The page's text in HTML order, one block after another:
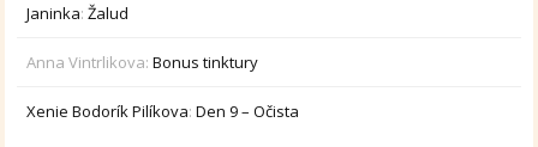
Janinka:Žalud
Anna Vintrlikova:Bonus tinktury
Xenie Bodorík Pilíkova:Den 9 – Očista